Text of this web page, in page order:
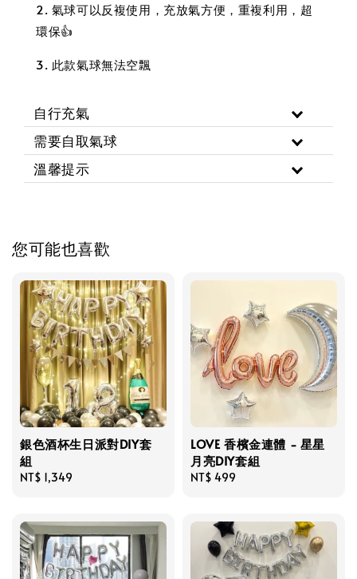
2. 氣球可以反複使用，充放氣方便，重複利用，超
環保👍
3. 此款氣球無法空飄
自行充氣
需要自取氣球
溫馨提示
您可能也喜歡
銀色酒杯生日派對DIY套
組
Regular
NT$ 1,349
LOVE 香檳金連體 - 星星
月亮DIY套組
Regular
NT$ 499